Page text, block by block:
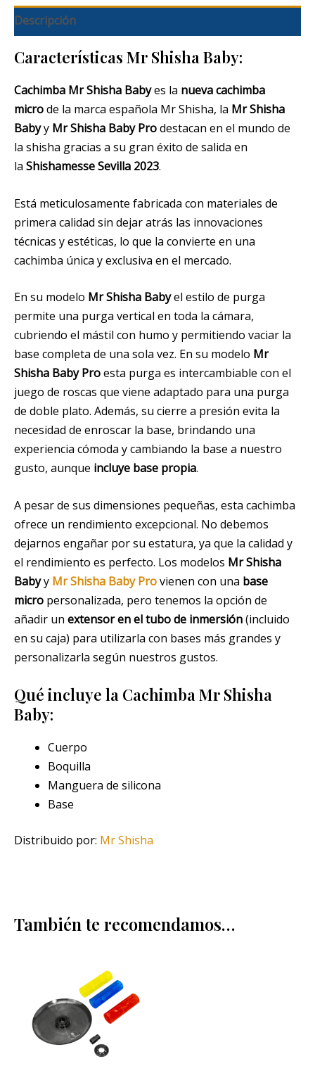
Descripción
Características Mr Shisha Baby:
Cachimba Mr Shisha Babyes la nueva cachimba
microde la marca española Mr Shisha, la Mr Shisha
Babyy Mr Shisha Baby Prodestacan en el mundo de
la shisha gracias a su gran éxito de salida en
la Shishamesse Sevilla 2023.
Está meticulosamente fabricada con materiales de
primera calidad sin dejar atrás las innovaciones
técnicas y estéticas, lo que la convierte en una
cachimba única y exclusiva en el mercado.
En su modelo Mr Shisha Babyel estilo de purga
permite una purga vertical en toda la cámara,
cubriendo el mástil con humo y permitiendo vaciar la
base completa de una sola vez. En su modelo Mr
Shisha Baby Proesta purga es intercambiable con el
juego de roscas que viene adaptado para una purga
de doble plato. Además, su cierre a presión evita la
necesidad de enroscar la base, brindando una
experiencia cómoda y cambiando la base a nuestro
gusto, aunque incluye base propia.
A pesar de sus dimensiones pequeñas, esta cachimba
ofrece un rendimiento excepcional. No debemos
dejarnos engañar por su estatura, ya que la calidad y
el rendimiento es perfecto. Los modelos Mr Shisha
Babyy Mr Shisha Baby Provienen con una base
micro personalizada, pero tenemos la opción de
añadir un extensor en el tubo de inmersión(incluido
en su caja) para utilizarla con bases más grandes y
personalizarla según nuestros gustos.
Qué incluye la Cachimba Mr Shisha
Baby:
Cuerpo
Boquilla
Manguera de silicona
Base
Distribuido por: Mr Shisha
También te recomendamos…